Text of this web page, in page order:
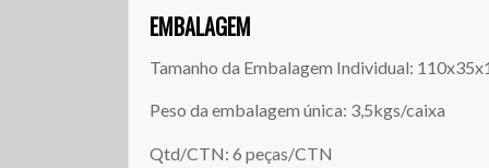
EMBALAGEM
Tamanho da Embalagem Individual:
Peso da embalagem única: 3,5kgs/caixa
Qtd/CTN: 6 peças/CTN